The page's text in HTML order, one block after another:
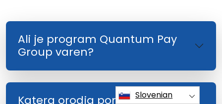
Ali je program Quantum Pay
Group varen?
Katera orodja ponujaSlovenian